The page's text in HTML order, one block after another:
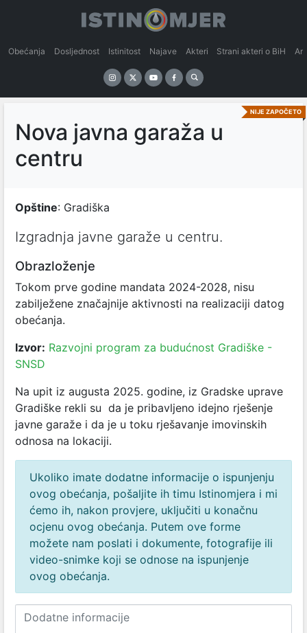
Obećanja Dosljednost Istinitost Najave Akteri Strani akteri o BiH
NIJE ZAPOČETO
Nova javna garaža u
centru
Opštine: Gradiška
Izgradnja javne garaže u centru.
Obrazloženje
Tokom prve godine mandata 2024-2028, nisu
zabilježene značajnije aktivnosti na realizaciji datog
obećanja.
Izvor: Razvojni program za budućnost Gradiške -
SNSD
Na upit iz augusta 2025. godine, iz Gradske uprave
Gradiške rekli su da je pribavljeno idejno rješenje
javne garaže i da je u toku rješavanje imovinskih
odnosa na lokaciji.
Ukoliko imate dodatne informacije o ispunjenju
ovog obećanja, pošaljite ih timu Istinomjera i mi
ćemo ih, nakon provjere, uključiti u konačnu
ocjenu ovog obećanja. Putem ove forme
možete nam poslati i dokumente, fotografije ili
video-snimke koji se odnose na ispunjenje
ovog obećanja.